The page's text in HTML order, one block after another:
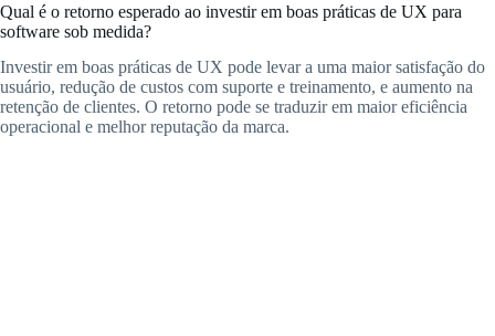
Qual é o retorno esperado ao investir em boas práticas de UX para
software sob medida?
Investir em boas práticas de UX pode levar a uma maior satisfação do
usuário, redução de custos com suporte e treinamento, e aumento na
retenção de clientes. O retorno pode se traduzir em maior eficiência
operacional e melhor reputação da marca.